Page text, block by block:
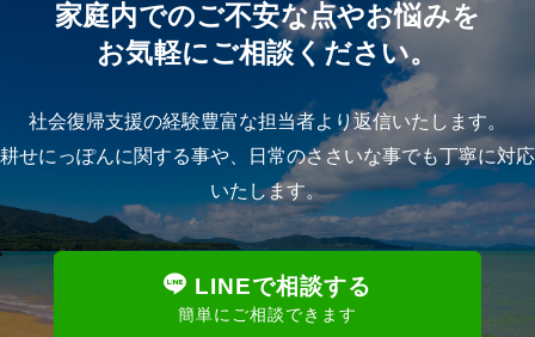
家庭内でのご不安な点やお悩みを
お気軽にご相談ください。
社会復帰支援の経験豊富な担当者より返信いたします。
耕せにっぽんに関する事や、日常のささいな事でも丁寧に対応
いたします。
LINEで相談する
簡単にご相談できます